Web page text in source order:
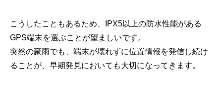
こうしたこともあるため、IPX5以上の防水性能がある
GPS端末を選ぶことが望ましいです。
突然の豪雨でも、端末が壊れずに位置情報を発信し続け
ることが、早期発見においても大切になってきます。